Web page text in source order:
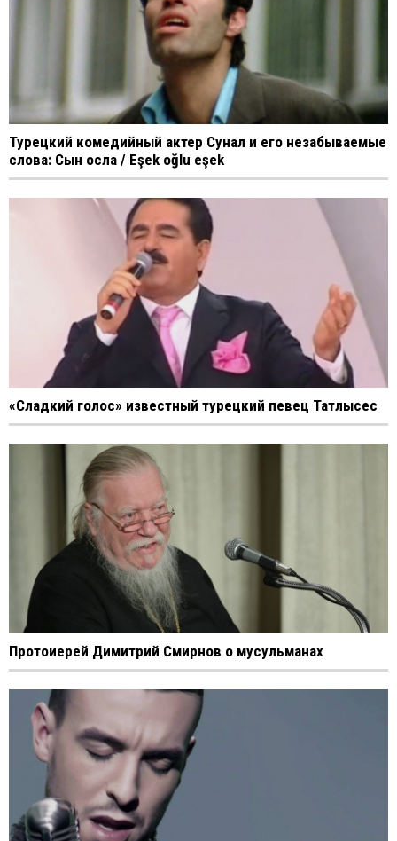
Турецкий комедийный актер Сунал и его незабываемые
слова: Сын осла / Eşek oğlu eşek
«Сладкий голос» известный турецкий певец Татлысес
Протоиерей Димитрий Смирнов о мусульманах